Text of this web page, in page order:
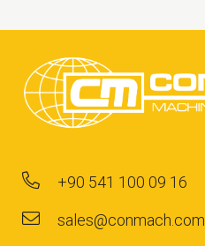
+90 541 100 09 16
sales@conmach.com